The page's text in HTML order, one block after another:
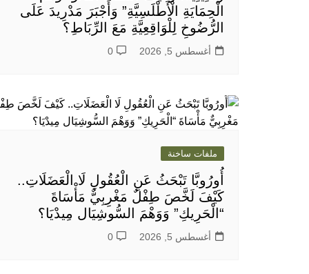
الْحِمَايَةِ الْأَطْلَسِيَّةِ” وَأَجْبَرَ مَدْرِيدَ عَلَى
الرُّضُوخِ لِلْوَاقِعِيَّةِ مَعَ الرِّبَاطِ؟
أغسطس 5, 2026 0
ملفات ساخنة
أُورُوبَّا تَبْحَثُ عَنِ الْعُقُولِ لَا الْعَضَلَاتِ..
كَيْفَ لَخَّصَ طِفْلٌ مَغْرِبِيٌّ مَأْسَاةَ
“الْحَرِيكِ” وَوَهْمَ السُّوشِيَال مِيدْيَا؟
أغسطس 5, 2026 0